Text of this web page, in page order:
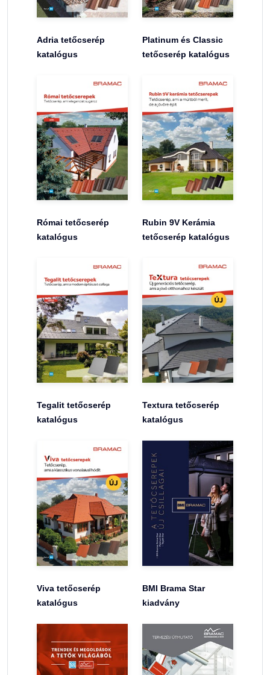
Adria tetőcserép
katalógus
Platinum és Classic
tetőcserép katalógus
Római tetőcserép
katalógus
Rubin 9V Kerámia
tetőcserép katalógus
Tegalit tetőcserép
katalógus
Textura tetőcserép
katalógus
Viva tetőcserép
katalógus
BMI Brama Star
kiadvány